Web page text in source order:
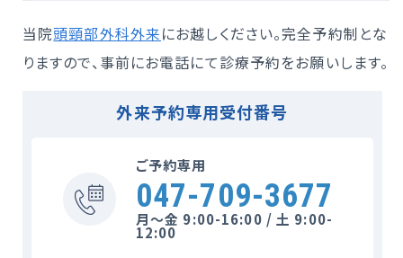
当院頭頸部外科外来にお越しください。完全予約制とな
りますので、事前にお電話にて診療予約をお願いします。
外来予約専用受付番号
ご予約専用
047-709-3677
月〜金 9:00-16:00 / 土 9:00-
12:00